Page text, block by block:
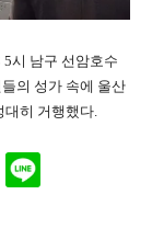
5시 남구 선암호수
의 성가 속에 울산
대히 거행했다.